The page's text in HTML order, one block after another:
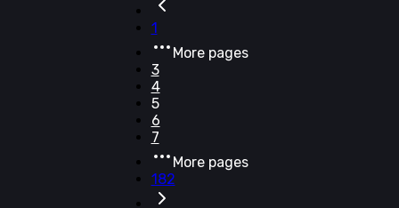
1
More pages
3
4
5
6
7
More pages
182